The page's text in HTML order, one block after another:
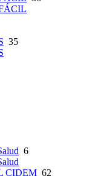
35
6
CIDEM 62